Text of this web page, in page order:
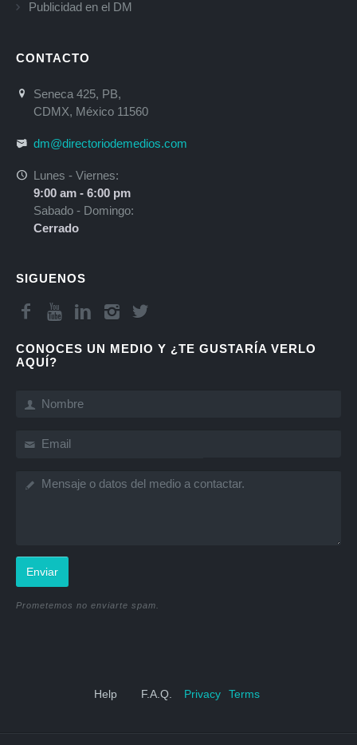
Publicidad en el DM
CONTACTO
Seneca 425, PB,
CDMX, México 11560
dm@directoriodemedios.com
Lunes - Viernes:
9:00 am - 6:00 pm
Sabado - Domingo:
Cerrado
SIGUENOS
CONOCES UN MEDIO Y ¿TE GUSTARÍA VERLO
AQUÍ?
Enviar
Prometemos no enviarte spam.
Help F.A.Q. Privacy Terms